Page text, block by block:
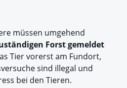
müssen umgehend
Forst gemeldet
Tier vorerst am Fundort,
sind illegal und
bei den Tieren.